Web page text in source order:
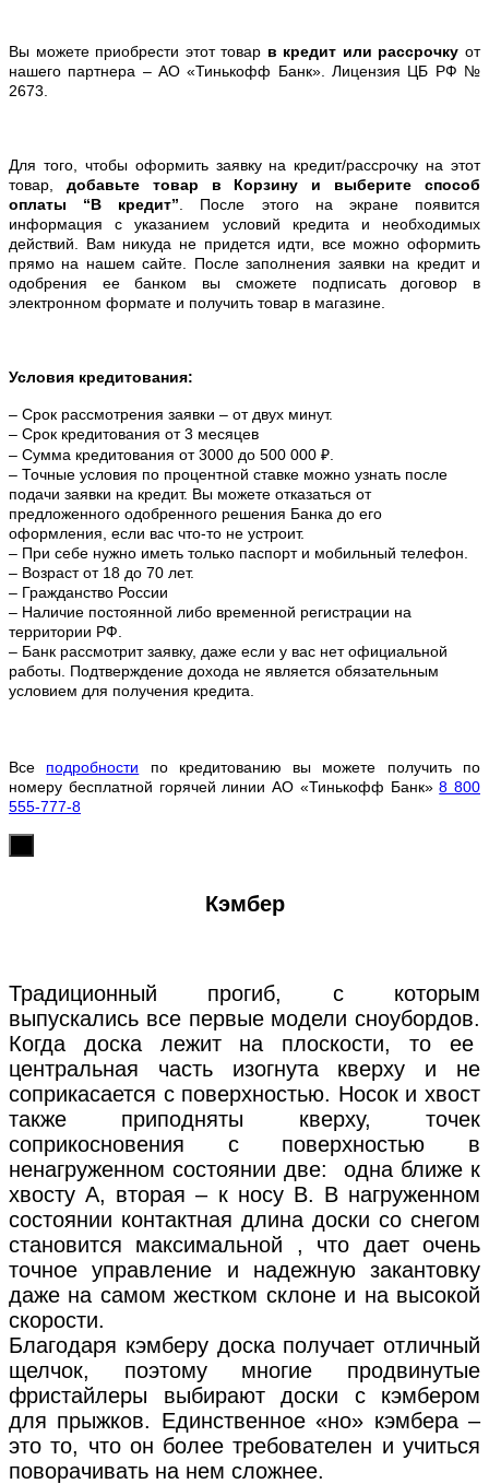
Вы можете приобрести этот товар в кредит или рассрочку от
нашего партнера – АО «Тинькофф Банк». Лицензия ЦБ РФ №
2673.
Для того, чтобы оформить заявку на кредит/рассрочку на этот
товар, добавьте товар в Корзину и выберите способ
оплаты “В кредит” . После этого на экране появится
информация с указанием условий кредита и необходимых
действий. Вам никуда не придется идти, все можно оформить
прямо на нашем сайте. После заполнения заявки на кредит и
одобрения ее банком вы сможете подписать договор в
электронном формате и получить товар в магазине.
Условия кредитования:
– Срок рассмотрения заявки – от двух минут.
– Срок кредитования от 3 месяцев
– Сумма кредитования от 3000 до 500 000 ₽.
– Точные условия по процентной ставке можно узнать после
подачи заявки на кредит. Вы можете отказаться от
предложенного одобренного решения Банка до его
оформления, если вас что-то не устроит.
– При себе нужно иметь только паспорт и мобильный телефон.
– Возраст от 18 до 70 лет.
– Гражданство России
– Наличие постоянной либо временной регистрации на
территории РФ.
– Банк рассмотрит заявку, даже если у вас нет официальной
работы. Подтверждение дохода не является обязательным
условием для получения кредита.
Все подробности по кредитованию вы можете получить по
номеру бесплатной горячей линии АО «Тинькофф Банк»8 800
555-777-8
Кэмбер
Традиционный прогиб, с которым
выпускались все первые модели сноубордов.
Когда доска лежит на плоскости, то ее
центральная часть изогнута кверху и не
соприкасается с поверхностью. Носок и хвост
также приподняты кверху, точек
соприкосновения с поверхностью в
ненагруженном состоянии две: одна ближе к
хвосту А, вторая – к носу В. В нагруженном
состоянии контактная длина доски со снегом
становится максимальной , что дает очень
точное управление и надежную закантовку
даже на самом жестком склоне и на высокой
скорости.
Благодаря кэмберу доска получает отличный
щелчок, поэтому многие продвинутые
фристайлеры выбирают доски с кэмбером
для прыжков. Единственное «но» кэмбера –
это то, что он более требователен и учиться
поворачивать на нем сложнее.